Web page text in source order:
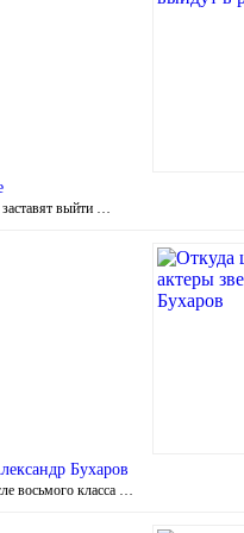
выйти …
Бухаров
восьмого класса …